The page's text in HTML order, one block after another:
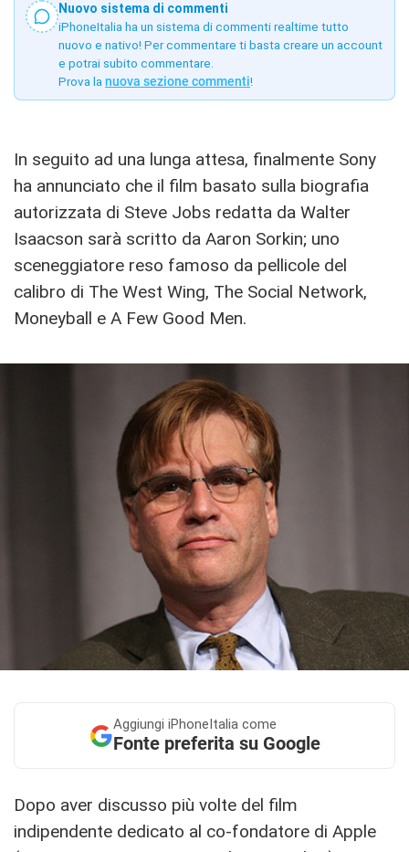
Nuovo sistema di commenti
iPhoneItalia ha un sistema di commenti realtime tutto
nuovo e nativo! Per commentare ti basta creare un account
e potrai subito commentare.
Prova la nuova sezione commenti!
In seguito ad una lunga attesa, finalmente Sony
ha annunciato che il film basato sulla biografia
autorizzata di Steve Jobs redatta da Walter
Isaacson sarà scritto da Aaron Sorkin; uno
sceneggiatore reso famoso da pellicole del
calibro di The West Wing, The Social Network,
Moneyball e A Few Good Men.
Aggiungi iPhoneItalia come
Fonte preferita su Google
Dopo aver discusso più volte del film
indipendente dedicato al co-fondatore di Apple